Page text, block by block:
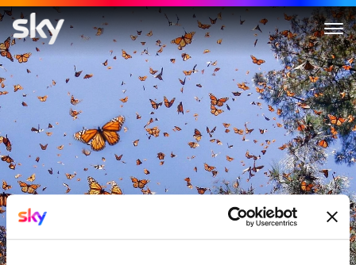
Flug Der Schmetterlinge